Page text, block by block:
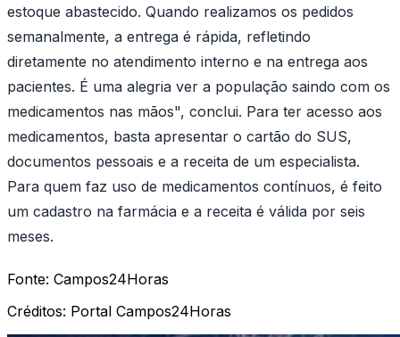
estoque abastecido. Quando realizamos os pedidos
semanalmente, a entrega é rápida, refletindo
diretamente no atendimento interno e na entrega aos
pacientes. É uma alegria ver a população saindo com os
medicamentos nas mãos", conclui. Para ter acesso aos
medicamentos, basta apresentar o cartão do SUS,
documentos pessoais e a receita de um especialista.
Para quem faz uso de medicamentos contínuos, é feito
um cadastro na farmácia e a receita é válida por seis
meses.
Fonte: Campos24Horas
Créditos: Portal Campos24Horas